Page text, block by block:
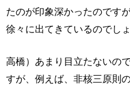
たのが印象深かったのです
徐々に出てきているのでし
高橋）あまり目立たないの
すが、例えば、非核三原則